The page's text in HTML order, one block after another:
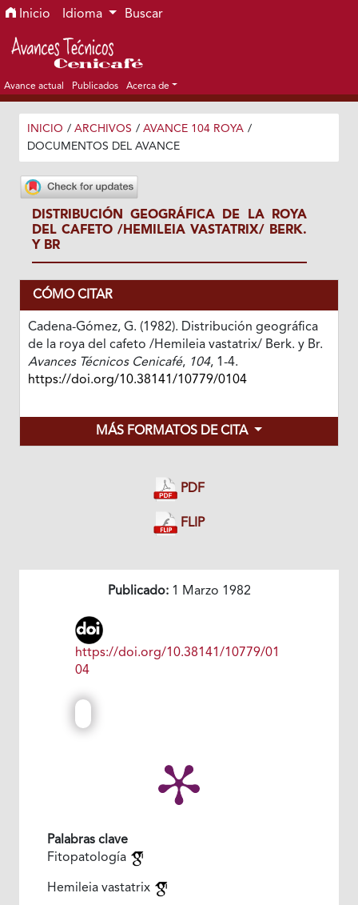
Ir al menú de navegación principal
Ir al contenido principal
Ir al pie de página del sitio
Inicio Idioma Buscar
Avance actual Publicados Acerca de
INICIO / ARCHIVOS / AVANCE 104 ROYA /
DOCUMENTOS DEL AVANCE
DISTRIBUCIÓN GEOGRÁFICA DE LA ROYA
DEL CAFETO /HEMILEIA VASTATRIX/ BERK.
Y BR
CÓMO CITAR
Cadena-Gómez, G. (1982). Distribución geográfica
de la roya del cafeto /Hemileia vastatrix/ Berk. y Br.
Avances Técnicos Cenicafé, 104, 1-4.
https://doi.org/10.38141/10779/0104
MÁS FORMATOS DE CITA
PDF
FLIP
Publicado:1 Marzo 1982
https://doi.org/10.38141/10779/01
04
Palabras clave
Fitopatología
Hemileia vastatrix